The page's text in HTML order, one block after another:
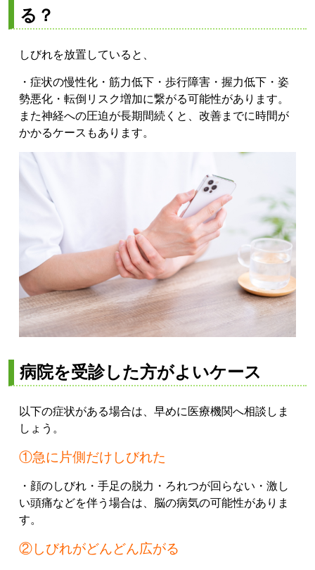
る？
しびれを放置していると、
・症状の慢性化 ・筋力低下 ・歩行障害 ・握力低下 ・姿
勢悪化 ・転倒リスク増加に繋がる可能性があります。
また神経への圧迫が長期間続くと、改善までに時間が
かかるケースもあります。
病院を受診した方がよいケース
以下の症状がある場合は、早めに医療機関へ相談しま
しょう。
①急に片側だけしびれた
・顔のしびれ ・手足の脱力 ・ろれつが回らない ・激し
い頭痛などを伴う場合は、脳の病気の可能性がありま
す。
②しびれがどんどん広がる